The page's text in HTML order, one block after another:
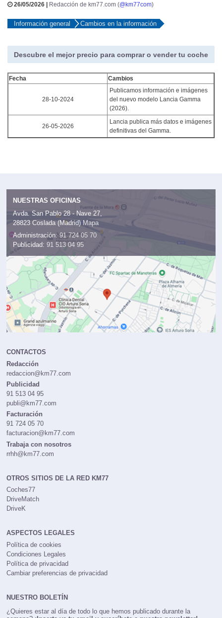
26/05/2026 | Redacción de km77.com (@km77com)
Información general Cambios en la información
Descubre el mejor precio para comprar o vender tu coche
Fecha Cambios
28-10-2024
Publicamos información e imágenes
del nuevo modelo Lancia Gamma
(2026).
26-05-2026
Lancia publica más datos e imágenes
definitivas del Gamma.
NUESTRAS OFICINAS
Avda. San Pablo 28 - Nave 27,
28823 Coslada (Madrid) Mapa
Administración: 91 724 05 70
Publicidad: 91 513 04 95
CONTACTOS
Redacción
redaccion@km77.com
Publicidad
91 513 04 95
publi@km77.com
Facturación
91 724 05 70
facturacion@km77.com
Trabaja con nosotros
rrhh@km77.com
OTROS SITIOS DE LA RED KM77
Coches77
DriveMatch
DriveK
ASPECTOS LEGALES
Política de cookies
Condiciones Legales
Política de privacidad
Cambiar preferencias de privacidad
NUESTRO BOLETÍN
¿Quieres estar al día de todo lo que hemos publicado durante la